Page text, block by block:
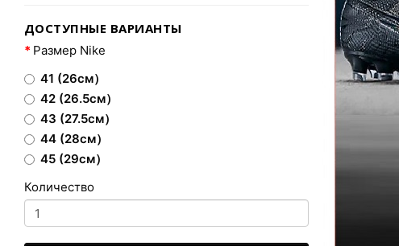
ДОСТУПНЫЕ ВАРИАНТЫ
Размер Nike
41 (26см）
42 (26.5см）
43 (27.5см）
44 (28см）
45 (29см）
Количество